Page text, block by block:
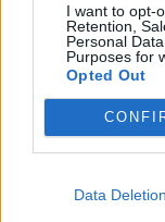
I want to opt-
Retention,
Personal
Purposes for
Opted Out
Data Deletion
Du 15
La